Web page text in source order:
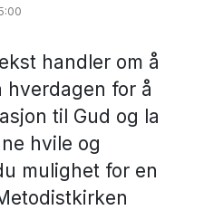
handler om å
for å
til Gud og la
hvile og
mulighet for en